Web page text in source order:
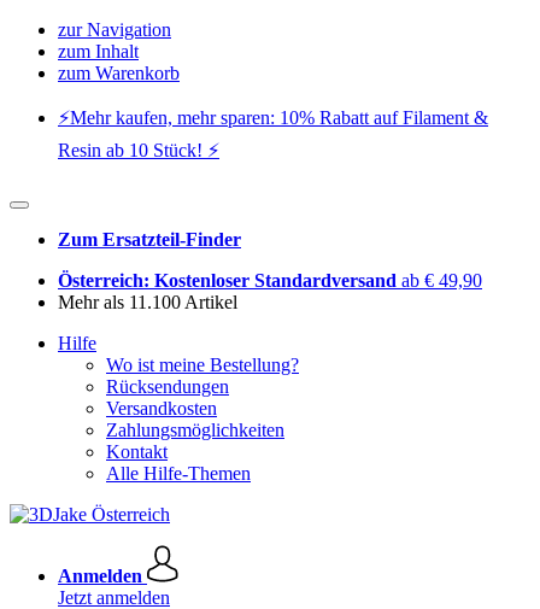
zur Navigation
zum Inhalt
zum Warenkorb
⚡️Mehr kaufen, mehr sparen: 10% Rabatt auf Filament &
Resin ab 10 Stück! ⚡️
Zum Ersatzteil-Finder
Österreich: Kostenloser Standardversand ab € 49,90
Mehr als 11.100 Artikel
Hilfe
Wo ist meine Bestellung?
Rücksendungen
Versandkosten
Zahlungsmöglichkeiten
Kontakt
Alle Hilfe-Themen
Anmelden
Jetzt anmelden